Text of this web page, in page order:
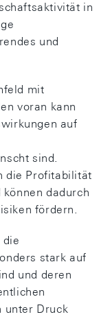
in
und
mit
voran kann
auf
sind.
die Profitabilität
dadurch
fördern.
die
stark auf
und deren
unter Druck